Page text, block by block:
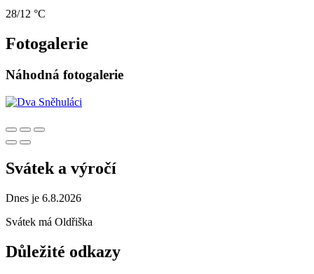
28/12 °C
Fotogalerie
Náhodná fotogalerie
Svátek a výročí
Dnes je 6.8.2026
Svátek má Oldřiška
Důležité odkazy